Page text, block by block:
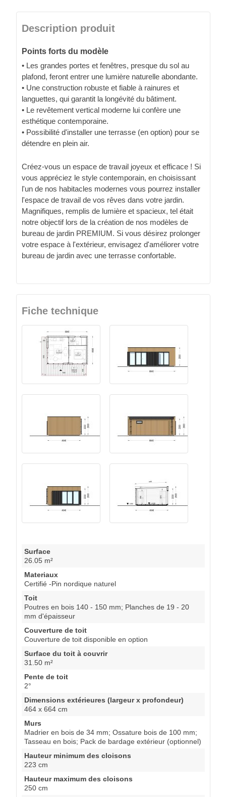
Description produit
Points forts du modèle
• Les grandes portes et fenêtres, presque du sol au
plafond, feront entrer une lumière naturelle abondante.
• Une construction robuste et fiable à rainures et
languettes, qui garantit la longévité du bâtiment.
• Le revêtement vertical moderne lui confère une
esthétique contemporaine.
• Possibilité d'installer une terrasse (en option) pour se
détendre en plein air.
Créez-vous un espace de travail joyeux et efficace ! Si
vous appréciez le style contemporain, en choisissant
l'un de nos habitacles modernes vous pourrez installer
l'espace de travail de vos rêves dans votre jardin.
Magnifiques, remplis de lumière et spacieux, tel était
notre objectif lors de la création de nos modèles de
bureau de jardin PREMIUM. Si vous désirez prolonger
votre espace à l'extérieur, envisagez d'améliorer votre
bureau de jardin avec une terrasse confortable.
Fiche technique
Surface
26.05 m²
Materiaux
Certifié -Pin nordique naturel
Toit
Poutres en bois 140 - 150 mm; Planches de 19 - 20
mm d'épaisseur
Couverture de toit
Couverture de toit disponible en option
Surface du toit à couvrir
31.50 m²
Pente de toit
2°
Dimensions extérieures (largeur x profondeur)
464 x 664 cm
Murs
Madrier en bois de 34 mm; Ossature bois de 100 mm;
Tasseau en bois; Pack de bardage extérieur (optionnel)
Hauteur minimum des cloisons
223 cm
Hauteur maximum des cloisons
250 cm